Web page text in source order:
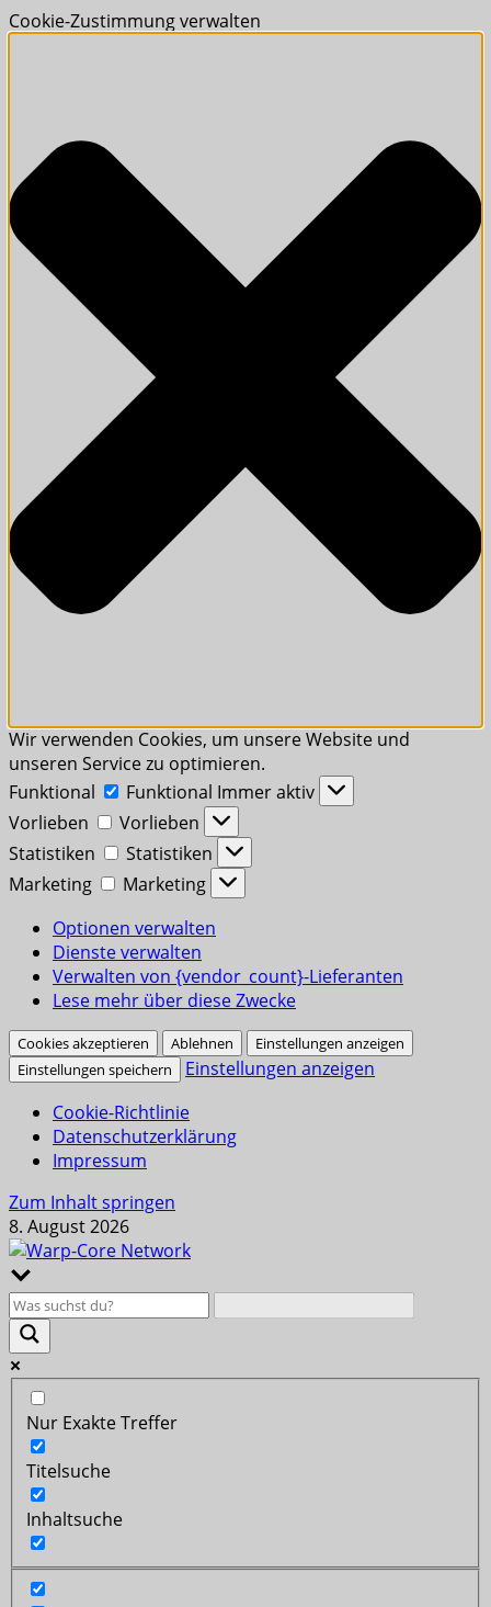
Cookie-Zustimmung verwalten
Wir verwenden Cookies, um unsere Website und
unseren Service zu optimieren.
Funktional
Funktional Immer aktiv
Vorlieben
Vorlieben
Statistiken
Statistiken
Marketing
Marketing
Optionen verwalten
Dienste verwalten
Verwalten von {vendor_count}-Lieferanten
Lese mehr über diese Zwecke
Cookies akzeptieren Ablehnen
Einstellungen anzeigen
Einstellungen speichern
Einstellungen anzeigen
Cookie-Richtlinie
Datenschutzerklärung
Impressum
Zum Inhalt springen
8. August 2026
Nur Exakte Treffer
Titelsuche
Inhaltsuche